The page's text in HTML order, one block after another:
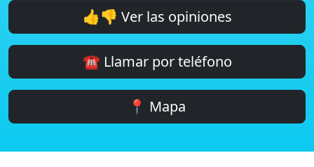
👍👎 Ver las opiniones
☎️ Llamar por teléfono
📍 Mapa